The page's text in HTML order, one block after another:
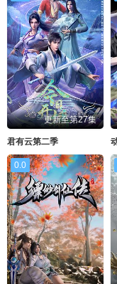
更新至第27集
君有云第二季
0.0